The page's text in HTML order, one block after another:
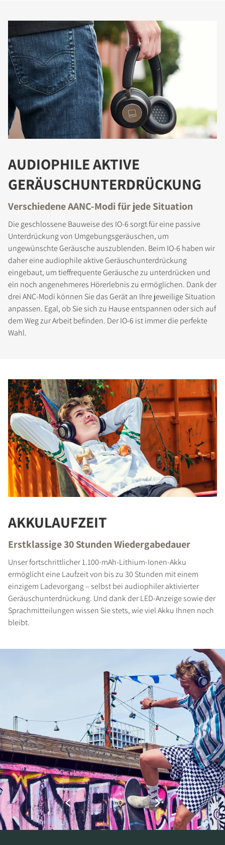
AUDIOPHILE AKTIVE
GERÄUSCHUNTERDRÜCKUNG
Verschiedene AANC-Modi für jede Situation
Die geschlossene Bauweise des IO-6 sorgt für eine passive
Unterdrückung von Umgebungsgeräuschen, um
ungewünschte Geräusche auszublenden. Beim IO-6 haben wir
daher eine audiophile aktive Geräuschunterdrückung
eingebaut, um tieffrequente Geräusche zu unterdrücken und
ein noch angenehmeres Hörerlebnis zu ermöglichen. Dank der
drei ANC-Modi können Sie das Gerät an Ihre jeweilige Situation
anpassen. Egal, ob Sie sich zu Hause entspannen oder sich auf
dem Weg zur Arbeit befinden. Der IO-6 ist immer die perfekte
Wahl.
AKKULAUFZEIT
Erstklassige 30 Stunden Wiedergabedauer
Unser fortschrittlicher 1.100-mAh-Lithium-Ionen-Akku
ermöglicht eine Laufzeit von bis zu 30 Stunden mit einem
einzigem Ladevorgang – selbst bei audiophiler aktivierter
Geräuschunterdrückung. Und dank der LED-Anzeige sowie der
Sprachmitteilungen wissen Sie stets, wie viel Akku Ihnen noch
bleibt.
FÜR DOWNLOAD